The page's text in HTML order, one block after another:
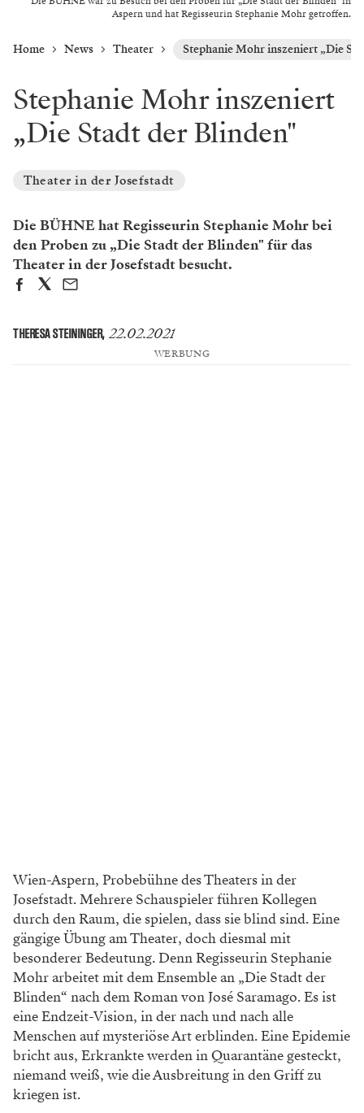
Aspern und hat Regisseurin Stephanie Mohr getroffen.
Home News Theater Stephanie Mohr inszeniert „Die
Stephanie Mohr inszeniert
„Die Stadt der Blinden"
Theater in der Josefstadt
Die BÜHNE hat Regisseurin Stephanie Mohr bei
den Proben zu „Die Stadt der Blinden" für das
Theater in der Josefstadt besucht.
THERESA STEININGER, 22.02.2021
WERBUNG
Wien-Aspern, Probebühne des ­Theaters in der
Josefstadt. Mehrere ­Schauspieler führen Kollegen
durch den Raum, die spielen, dass sie blind sind. Eine
gängige Übung am Theater, doch diesmal mit
besonderer Bedeutung. Denn Regisseurin Stephanie
Mohr arbeitet mit dem Ensemble an „Die Stadt der
Blinden“ nach dem Roman von José Saramago. Es ist
eine Endzeit-Vision, in der nach und nach alle
Menschen auf mysteriöse Art erblinden. Eine Epidemie
bricht aus, Erkrankte werden in Quarantäne gesteckt,
niemand weiß, wie die Ausbreitung in den Griff zu
kriegen ist.